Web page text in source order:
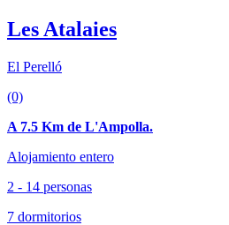
Les Atalaies
El Perelló
(0)
A 7.5 Km de L'Ampolla.
Alojamiento entero
2 - 14 personas
7 dormitorios